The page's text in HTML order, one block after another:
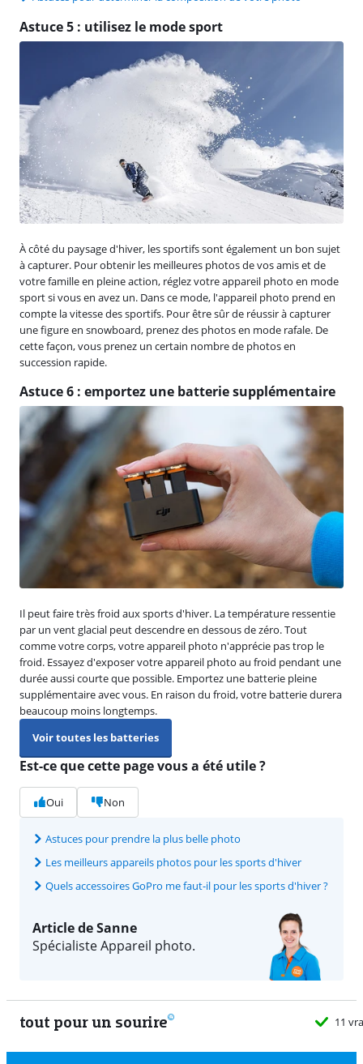
Astuce 5 : utilisez le mode sport
À côté du paysage d'hiver, les sportifs sont également un bon sujet
à capturer. Pour obtenir les meilleures photos de vos amis et de
votre famille en pleine action, réglez votre appareil photo en mode
sport si vous en avez un. Dans ce mode, l'appareil photo prend en
compte la vitesse des sportifs. Pour être sûr de réussir à capturer
une figure en snowboard, prenez des photos en mode rafale. De
cette façon, vous prenez un certain nombre de photos en
succession rapide.
Astuce 6 : emportez une batterie supplémentaire
Il peut faire très froid aux sports d'hiver. La température ressentie
par un vent glacial peut descendre en dessous de zéro. Tout
comme votre corps, votre appareil photo n'apprécie pas trop le
froid. Essayez d'exposer votre appareil photo au froid pendant une
durée aussi courte que possible. Emportez une batterie pleine
supplémentaire avec vous. En raison du froid, votre batterie durera
beaucoup moins longtemps.
Voir toutes les batteries
Est-ce que cette page vous a été utile ?
Oui Non
Astuces pour prendre la plus belle photo
Les meilleurs appareils photos pour les sports d'hiver
Quels accessoires GoPro me faut-il pour les sports d'hiver ?
Article de Sanne
Spécialiste Appareil photo.
tout pour un sourire 11 vrais